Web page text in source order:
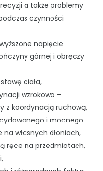
a także problemy
czynności
napięcie
górnej i obręczy
ciała,
wzrokowo –
z koordynacją ruchową,
i mocnego
własnych dłoniach,
ręce na przedmiotach,